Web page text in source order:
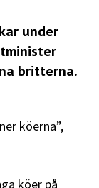
under
britterna.
köerna”,
köer på